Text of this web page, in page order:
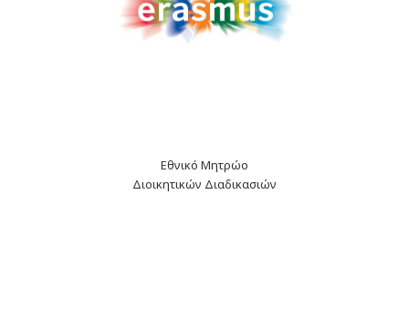
Εθνικό Μητρώο
Διοικητικών Διαδικασιών